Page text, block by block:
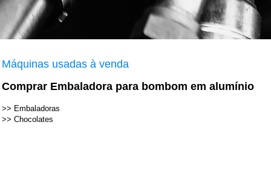
Máquinas usadas à venda
Comprar Embaladora para bombom em alumínio
>> Embaladoras
>> Chocolates